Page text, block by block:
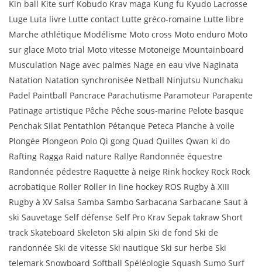
Kin ball Kite surf Kobudo Krav maga Kung fu Kyudo Lacrosse
Luge Luta livre Lutte contact Lutte gréco-romaine Lutte libre
Marche athlétique Modélisme Moto cross Moto enduro Moto
sur glace Moto trial Moto vitesse Motoneige Mountainboard
Musculation Nage avec palmes Nage en eau vive Naginata
Natation Natation synchronisée Netball Ninjutsu Nunchaku
Padel Paintball Pancrace Parachutisme Paramoteur Parapente
Patinage artistique Pêche Pêche sous-marine Pelote basque
Penchak Silat Pentathlon Pétanque Peteca Planche à voile
Plongée Plongeon Polo Qi gong Quad Quilles Qwan ki do
Rafting Ragga Raid nature Rallye Randonnée équestre
Randonnée pédestre Raquette à neige Rink hockey Rock Rock
acrobatique Roller Roller in line hockey ROS Rugby à XIII
Rugby à XV Salsa Samba Sambo Sarbacana Sarbacane Saut à
ski Sauvetage Self défense Self Pro Krav Sepak takraw Short
track Skateboard Skeleton Ski alpin Ski de fond Ski de
randonnée Ski de vitesse Ski nautique Ski sur herbe Ski
telemark Snowboard Softball Spéléologie Squash Sumo Surf